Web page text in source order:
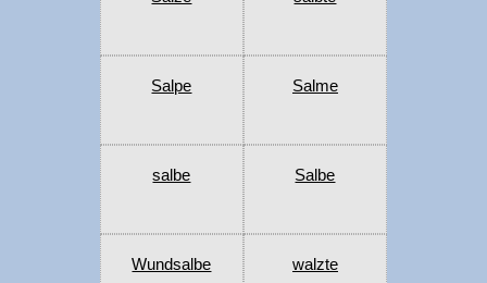
Salpe Salme
salbe Salbe
Wundsalbe walzte